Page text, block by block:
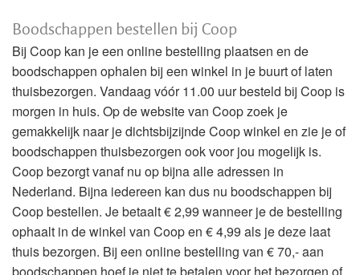
Boodschappen bestellen bij Coop
Bij Coop kan je een online bestelling plaatsen en de
boodschappen ophalen bij een winkel in je buurt of laten
thuisbezorgen. Vandaag vóór 11.00 uur besteld bij Coop is
morgen in huis. Op de website van Coop zoek je
gemakkelijk naar je dichtsbijzijnde Coop winkel en zie je of
boodschappen thuisbezorgen ook voor jou mogelijk is.
Coop bezorgt vanaf nu op bijna alle adressen in
Nederland. Bijna iedereen kan dus nu boodschappen bij
Coop bestellen. Je betaalt € 2,99 wanneer je de bestelling
ophaalt in de winkel van Coop en € 4,99 als je deze laat
thuis bezorgen. Bij een online bestelling van € 70,- aan
boodschappen hoef je niet te betalen voor het bezorgen of